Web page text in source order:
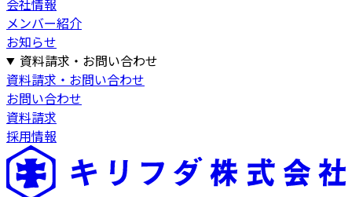
メンバー紹介
お知らせ
資料請求・お問い合わせ
資料請求・お問い合わせ
お問い合わせ
資料請求
採用情報